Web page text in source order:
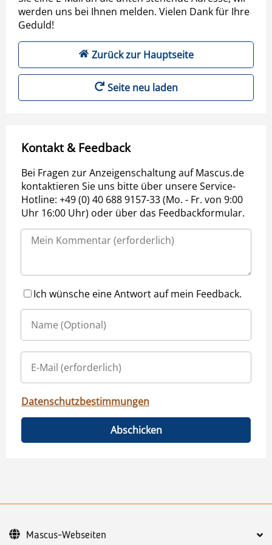
werden uns bei Ihnen melden. Vielen Dank für Ihre
Geduld!
Zurück zur Hauptseite
Seite neu laden
Kontakt & Feedback
Bei Fragen zur Anzeigenschaltung auf Mascus.de
kontaktieren Sie uns bitte über unsere Service-
Hotline: +49 (0) 40 688 9157-33 (Mo. - Fr. von 9:00
Uhr 16:00 Uhr) oder über das Feedbackformular.
Ich wünsche eine Antwort auf mein Feedback.
Datenschutzbestimmungen
Abschicken
Mascus-Webseiten